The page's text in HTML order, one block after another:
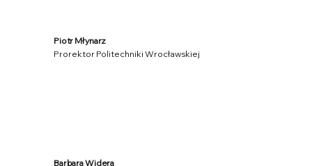
Piotr Młynarz
Prorektor Politechniki Wrocławskiej
Barbara Widera